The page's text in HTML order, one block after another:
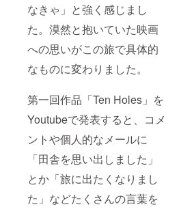
なきゃ」と強く感じまし
た。漠然と抱いていた映画
への思いがこの旅で具体的
なものに変わりました。
第一回作品「Ten Holes」を
Youtubeで発表すると、コメ
ントや個人的なメールに
「田舎を思い出しました」
とか「旅に出たくなりまし
た」などたくさんの言葉を